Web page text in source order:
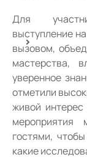
Для
выступление
вызовом,
мастерства,
уверенное
отметили
живой интерес
гостями,
какие